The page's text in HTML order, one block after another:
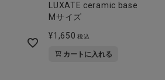
LUXATE ceramic base
Mサイズ
¥1,650 税込
カートに入れる